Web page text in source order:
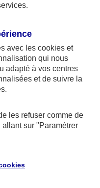
de
€,
avec les cookies et
qui nous
adapté à vos centres
et de suivre la
les refuser comme de
allant sur "Paramétrer